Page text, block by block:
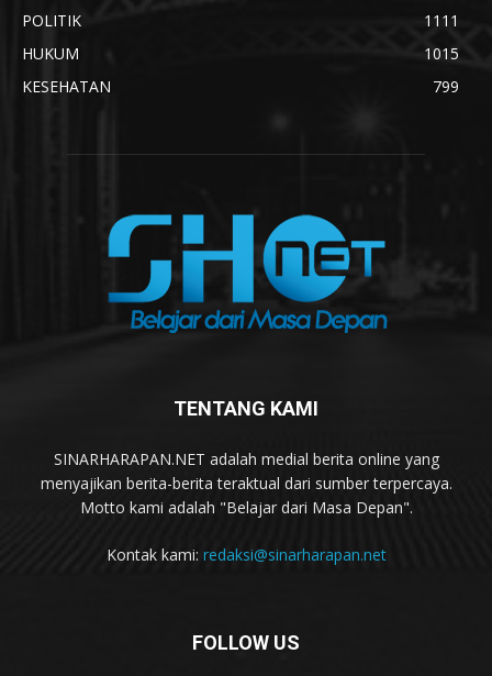
POLITIK
1111
HUKUM
1015
KESEHATAN
799
TENTANG KAMI
SINARHARAPAN.NET adalah medial berita online yang
menyajikan berita-berita teraktual dari sumber terpercaya.
Motto kami adalah "Belajar dari Masa Depan".
Kontak kami: redaksi@sinarharapan.net
FOLLOW US